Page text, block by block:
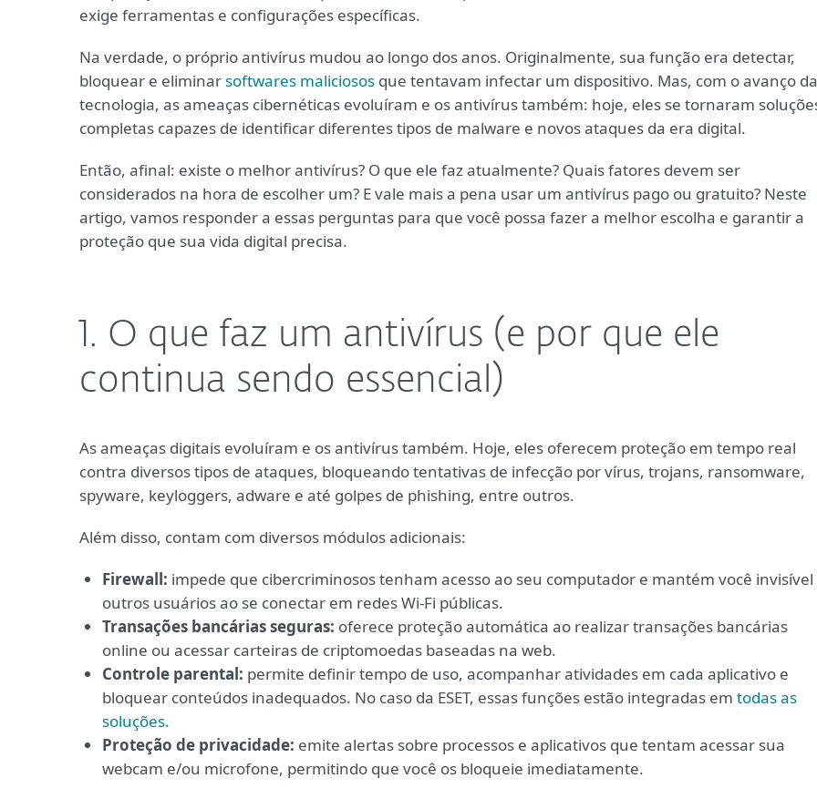
exige ferramentas e configurações específicas.
Na verdade, o próprio antivírus mudou ao longo dos anos. Originalmente, sua função era detectar,
bloquear e eliminarsoftwares maliciosos que tentavam infectar um dispositivo. Mas, com o avanço da
tecnologia, as ameaças cibernéticas evoluíram e os antivírus também: hoje, eles se tornaram
completas capazes de identificar diferentes tipos de malware e novos ataques da era digital.
Então, afinal: existe o melhor antivírus? O que ele faz atualmente? Quais fatores devem ser
considerados na hora de escolher um? E vale mais a pena usar um antivírus pago ou gratuito? Neste
artigo, vamos responder a essas perguntas para que você possa fazer a melhor escolha e garantir a
proteção que sua vida digital precisa.
1. O que faz um antivírus (e por que ele
continua sendo essencial)
As ameaças digitais evoluíram e os antivírus também. Hoje, eles oferecem proteção em tempo real
contra diversos tipos de ataques, bloqueando tentativas de infecção por vírus, trojans, ransomware,
spyware, keyloggers, adware e até golpes de phishing, entre outros.
Além disso, contam com diversos módulos adicionais:
Firewall: impede que cibercriminosos tenham acesso ao seu computador e mantém você invisível
outros usuários ao se conectar em redes Wi-Fi públicas.
Transações bancárias seguras: oferece proteção automática ao realizar transações bancárias
online ou acessar carteiras de criptomoedas baseadas na web.
Controle parental: permite definir tempo de uso, acompanhar atividades em cada aplicativo e
bloquear conteúdos inadequados. No caso da ESET, essas funções estão integradas em todas as
soluções.
Proteção de privacidade: emite alertas sobre processos e aplicativos que tentam acessar sua
webcam e/ou microfone, permitindo que você os bloqueie imediatamente.